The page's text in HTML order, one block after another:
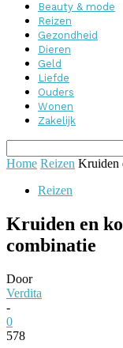
Beauty & mode
Reizen
Gezondheid
Dieren
Geld
Liefde
Ouders
Wonen
Zakelijk
Home Reizen Kruiden
Reizen
Kruiden en
combinatie
Door
Verdita
-
0
578